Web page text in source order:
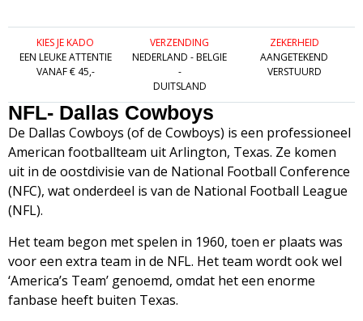
KIES JE KADO
EEN LEUKE ATTENTIE
VANAF € 45,-
VERZENDING
NEDERLAND - BELGIE
-
DUITSLAND
ZEKERHEID
AANGETEKEND
VERSTUURD
NFL- Dallas Cowboys
De Dallas Cowboys (of de Cowboys) is een professioneel
American footballteam uit Arlington, Texas. Ze komen
uit in de oostdivisie van de National Football Conference
(NFC), wat onderdeel is van de National Football League
(NFL).
Het team begon met spelen in 1960, toen er plaats was
voor een extra team in de NFL. Het team wordt ook wel
‘America’s Team’ genoemd, omdat het een enorme
fanbase heeft buiten Texas.